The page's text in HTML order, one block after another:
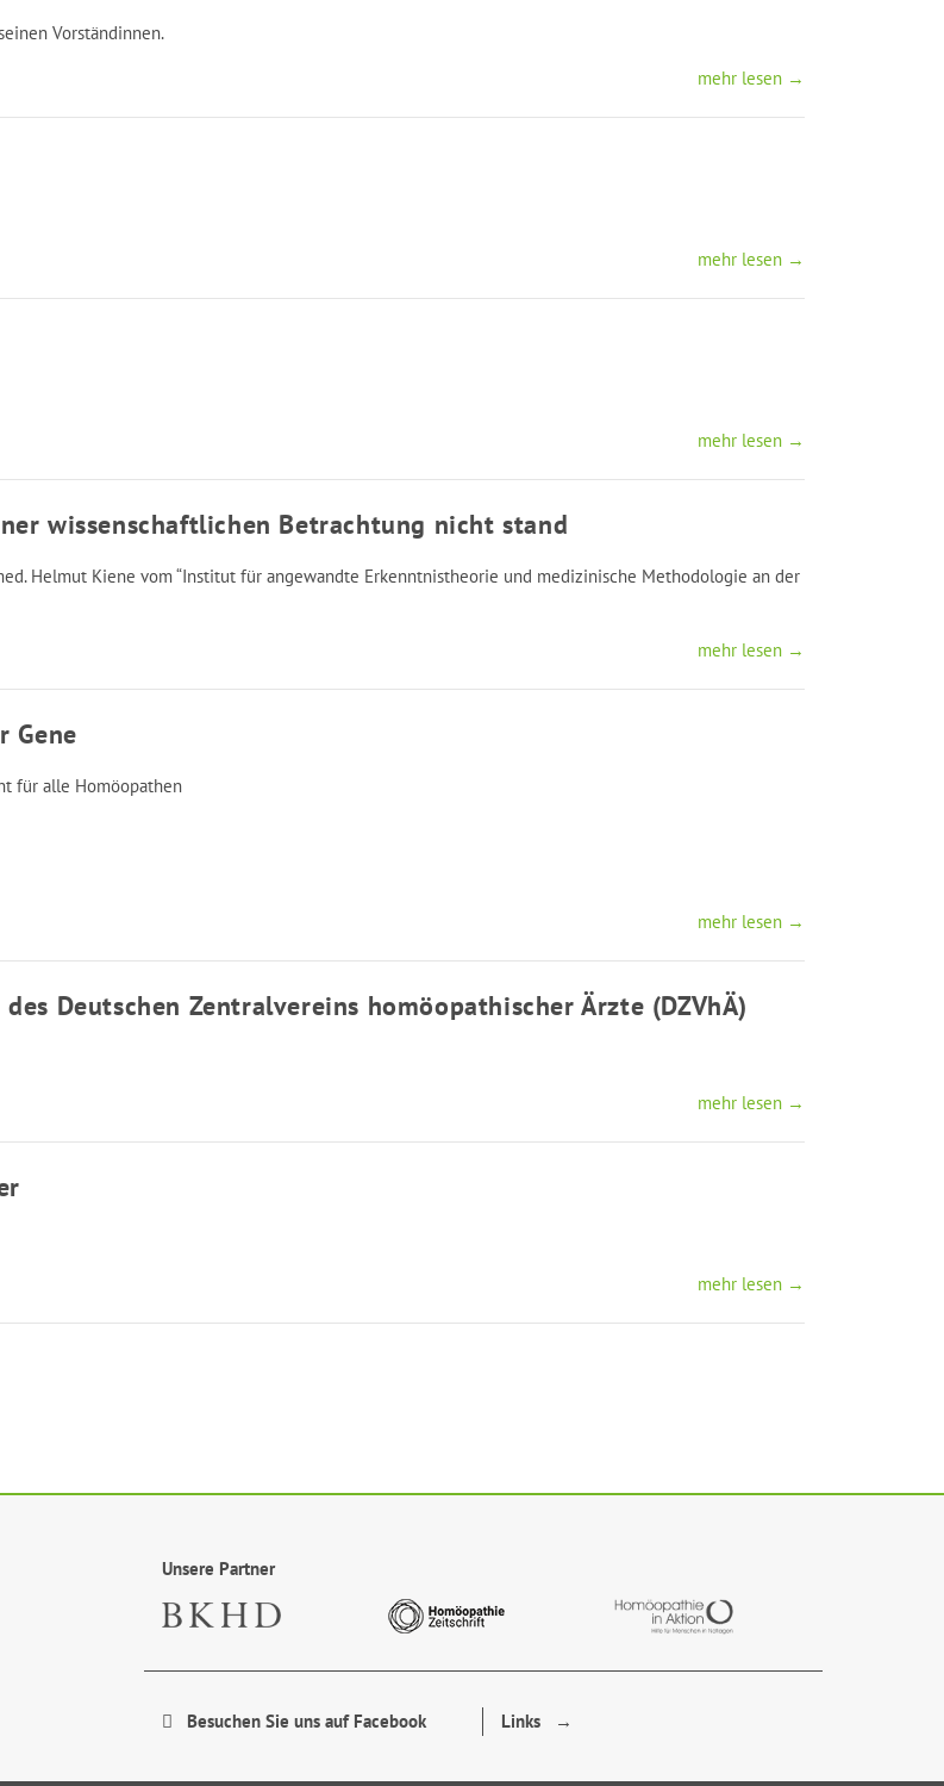
Vorständinnen.
mehr lesen →
mehr lesen →
mehr lesen →
wissenschaftlichen Betrachtung nicht stand
Helmut Kiene vom “Institut für angewandte Erkenntnistheorie und medizinische Methodologie an der
mehr lesen →
Gene
für alle Homöopathen
mehr lesen →
Deutschen Zentralvereins homöopathischer Ärzte (DZVhÄ)
mehr lesen →
mehr lesen →
Unsere Partner
Besuchen Sie uns auf Facebook Links →